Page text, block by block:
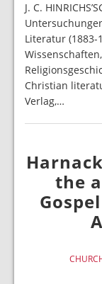
J. C.
Literatur (1883-
Christian
Verlag,…
the